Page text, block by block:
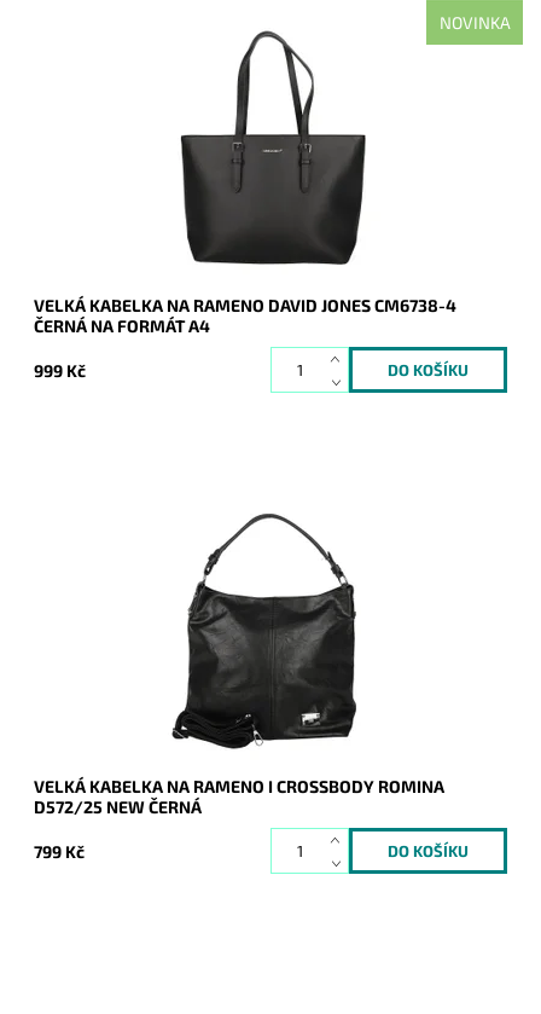
NOVINKA
Nejprodávanější kabelka roku 2025 - velká černá kabelka na
rameno na formát A4 s neděleným vnitřním prostorem.
21135
David Jones Paris
2 roky
VELKÁ KABELKA NA RAMENO DAVID JONES CM6738-4
ČERNÁ NA FORMÁT A4
999 Kč
Jedna z nejprodávanějších kabelek roku 2024 a 2025 je zpět
a v novém designu - je doplněna o aplikaci značky na čelní
Skladem
20939
ROMINA&CO
2 roky
VELKÁ KABELKA NA RAMENO I CROSSBODY ROMINA
D572/25 NEW ČERNÁ
799 Kč